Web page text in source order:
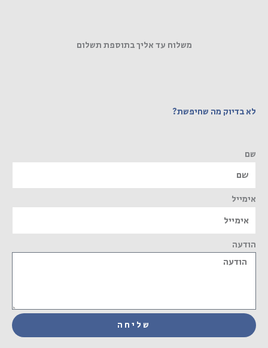
משלוח עד אליך בתוספת תשלום
לא בדיוק מה שחיפשת?
שם
אימייל
הודעה
שליחה